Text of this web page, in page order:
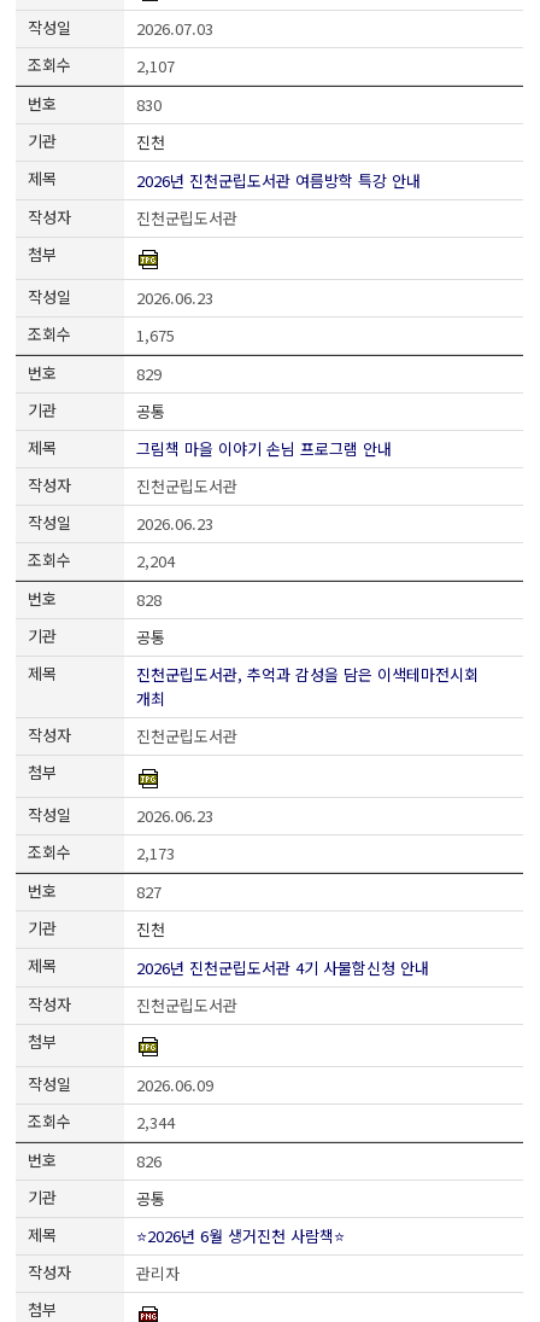
2026.07.03
2,107
830
진천
2026년 진천군립도서관 여름방학 특강 안내
진천군립도서관
2026.06.23
1,675
829
공통
그림책 마을 이야기 손님 프로그램 안내
진천군립도서관
2026.06.23
2,204
828
공통
진천군립도서관, 추억과 감성을 담은 이색테마전시회
개최
진천군립도서관
2026.06.23
2,173
827
진천
2026년 진천군립도서관 4기 사물함신청 안내
진천군립도서관
2026.06.09
2,344
826
공통
⭐2026년 6월 생거진천 사람책⭐
관리자